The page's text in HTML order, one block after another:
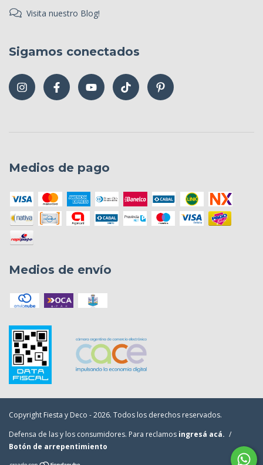
Visita nuestro Blog!
Sigamos conectados
Medios de pago
Medios de envío
Copyright Fiesta y Deco - 2026. Todos los derechos reservados.
Defensa de las y los consumidores. Para reclamos ingresá acá. /
Botón de arrepentimiento